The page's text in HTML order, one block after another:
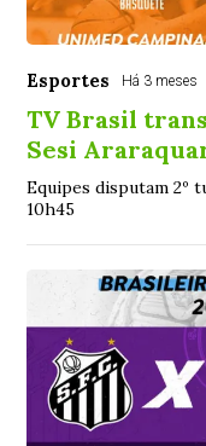
Esportes Há 3 meses
TV Brasil
Sesi
Equipes disputam 2º
10h45